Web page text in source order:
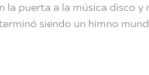
la puerta a la música disco y
siendo un himno